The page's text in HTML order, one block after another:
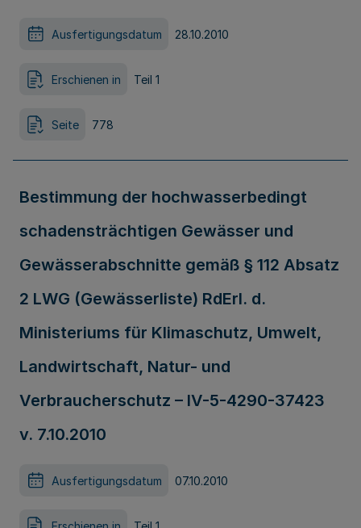
Ausfertigungsdatum 28.10.2010
Erschienen in Teil 1
Seite 778
Bestimmung der hochwasserbedingt
schadensträchtigen Gewässer und
Gewässerabschnitte gemäß § 112 Absatz
2 LWG (Gewässerliste) RdErl. d.
Ministeriums für Klimaschutz, Umwelt,
Landwirtschaft, Natur- und
Verbraucherschutz – IV-5-4290-37423
v. 7.10.2010
Ausfertigungsdatum 07.10.2010